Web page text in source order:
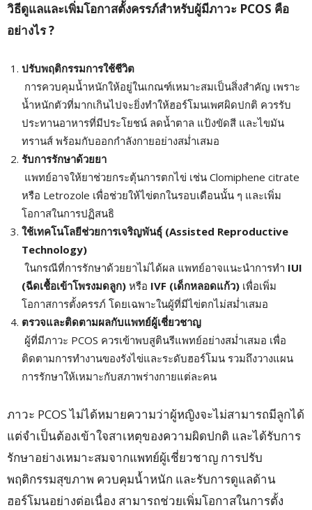
วิธีดูแลและเพิ่มโอกาสตั้งครรภ์สำหรับผู้มีภาวะ PCOS คือ
อย่างไร ?
ปรับพฤติกรรมการใช้ชีวิต
การควบคุมน้ำหนักให้อยู่ในเกณฑ์เหมาะสมเป็นสิ่งสำคัญ เพราะ
น้ำหนักตัวที่มากเกินไปจะยิ่งทำให้ฮอร์โมนเพศผิดปกติ ควรรับ
ประทานอาหารที่มีประโยชน์ ลดน้ำตาล แป้งขัดสี และไขมัน
ทรานส์ พร้อมกับออกกำลังกายอย่างสม่ำเสมอ
รับการรักษาด้วยยา
แพทย์อาจให้ยาช่วยกระตุ้นการตกไข่ เช่น Clomiphene citrate
หรือ Letrozole เพื่อช่วยให้ไข่ตกในรอบเดือนนั้น ๆ และเพิ่ม
โอกาสในการปฏิสนธิ
ใช้เทคโนโลยีช่วยการเจริญพันธุ์ (Assisted Reproductive
Technology)
ในกรณีที่การรักษาด้วยยาไม่ได้ผล แพทย์อาจแนะนำการทำ IUI
(ฉีดเชื้อเข้าโพรงมดลูก) หรือ IVF (เด็กหลอดแก้ว) เพื่อเพิ่ม
โอกาสการตั้งครรภ์ โดยเฉพาะในผู้ที่มีไข่ตกไม่สม่ำเสมอ
ตรวจและติดตามผลกับแพทย์ผู้เชี่ยวชาญ
ผู้ที่มีภาวะ PCOS ควรเข้าพบสูตินรีแพทย์อย่างสม่ำเสมอ เพื่อ
ติดตามการทำงานของรังไข่และระดับฮอร์โมน รวมถึงวางแผน
การรักษาให้เหมาะกับสภาพร่างกายแต่ละคน
ภาวะ PCOS ไม่ได้หมายความว่าผู้หญิงจะไม่สามารถมีลูกได้
แต่จำเป็นต้องเข้าใจสาเหตุของความผิดปกติ และได้รับการ
รักษาอย่างเหมาะสมจากแพทย์ผู้เชี่ยวชาญ การปรับ
พฤติกรรมสุขภาพ ควบคุมน้ำหนัก และรับการดูแลด้าน
ฮอร์โมนอย่างต่อเนื่อง สามารถช่วยเพิ่มโอกาสในการตั้ง